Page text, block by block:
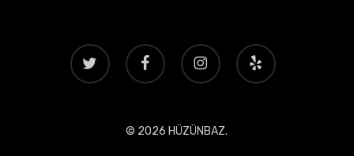
twitter facebook instagram yelp
© 2026 HÜZÜNBAZ.